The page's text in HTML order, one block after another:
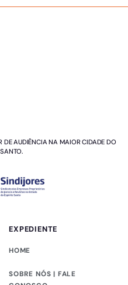
DE AUDIÊNCIA NA MAIOR CIDADE DO
EXPEDIENTE
HOME
SOBRE NÓS | FALE